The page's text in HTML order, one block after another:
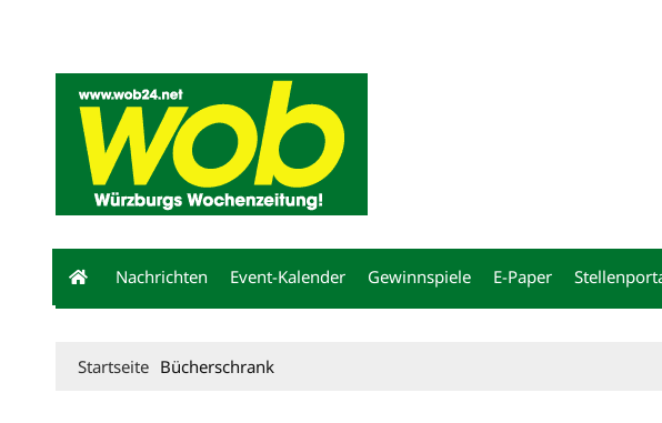
Nachrichten Event-Kalender Gewinnspiele E-Paper
Startseite Bücherschrank